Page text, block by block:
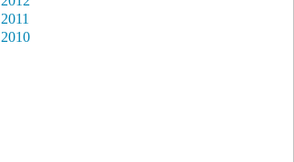
2011
2010